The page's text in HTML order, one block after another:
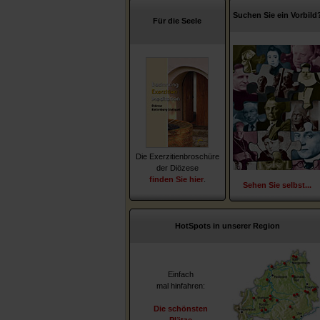
Für die Seele
Die Exerzitienbroschüre
der Diözese
finden Sie hier.
Suchen Sie ein
Sehen Sie selbst...
HotSpots in unserer Region
Einfach
mal hinfahren:
Die schönsten